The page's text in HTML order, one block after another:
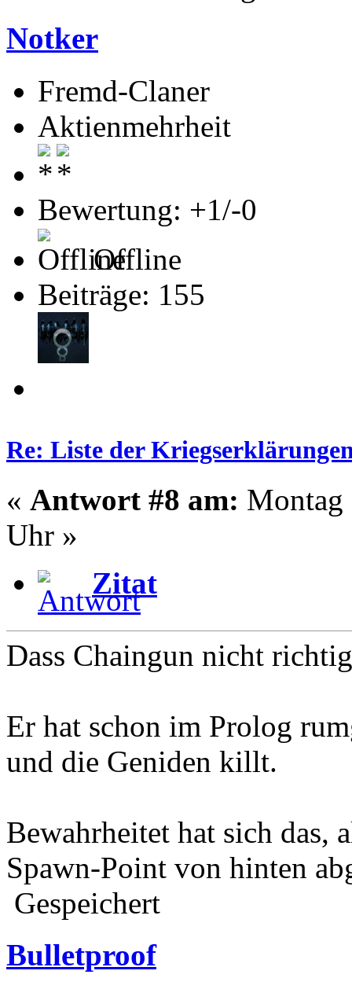
Notker
Fremd-Claner
Aktienmehrheit
Bewertung: +1/-0
Offline
Beiträge: 155
Re: Liste der
« Antwort #8 am: Montag
Uhr »
Zitat
Dass Chaingun nicht
Er hat schon im Prolog
und die Geniden killt.
Bewahrheitet hat sich das,
Spawn-Point von hinten
Gespeichert
Bulletproof